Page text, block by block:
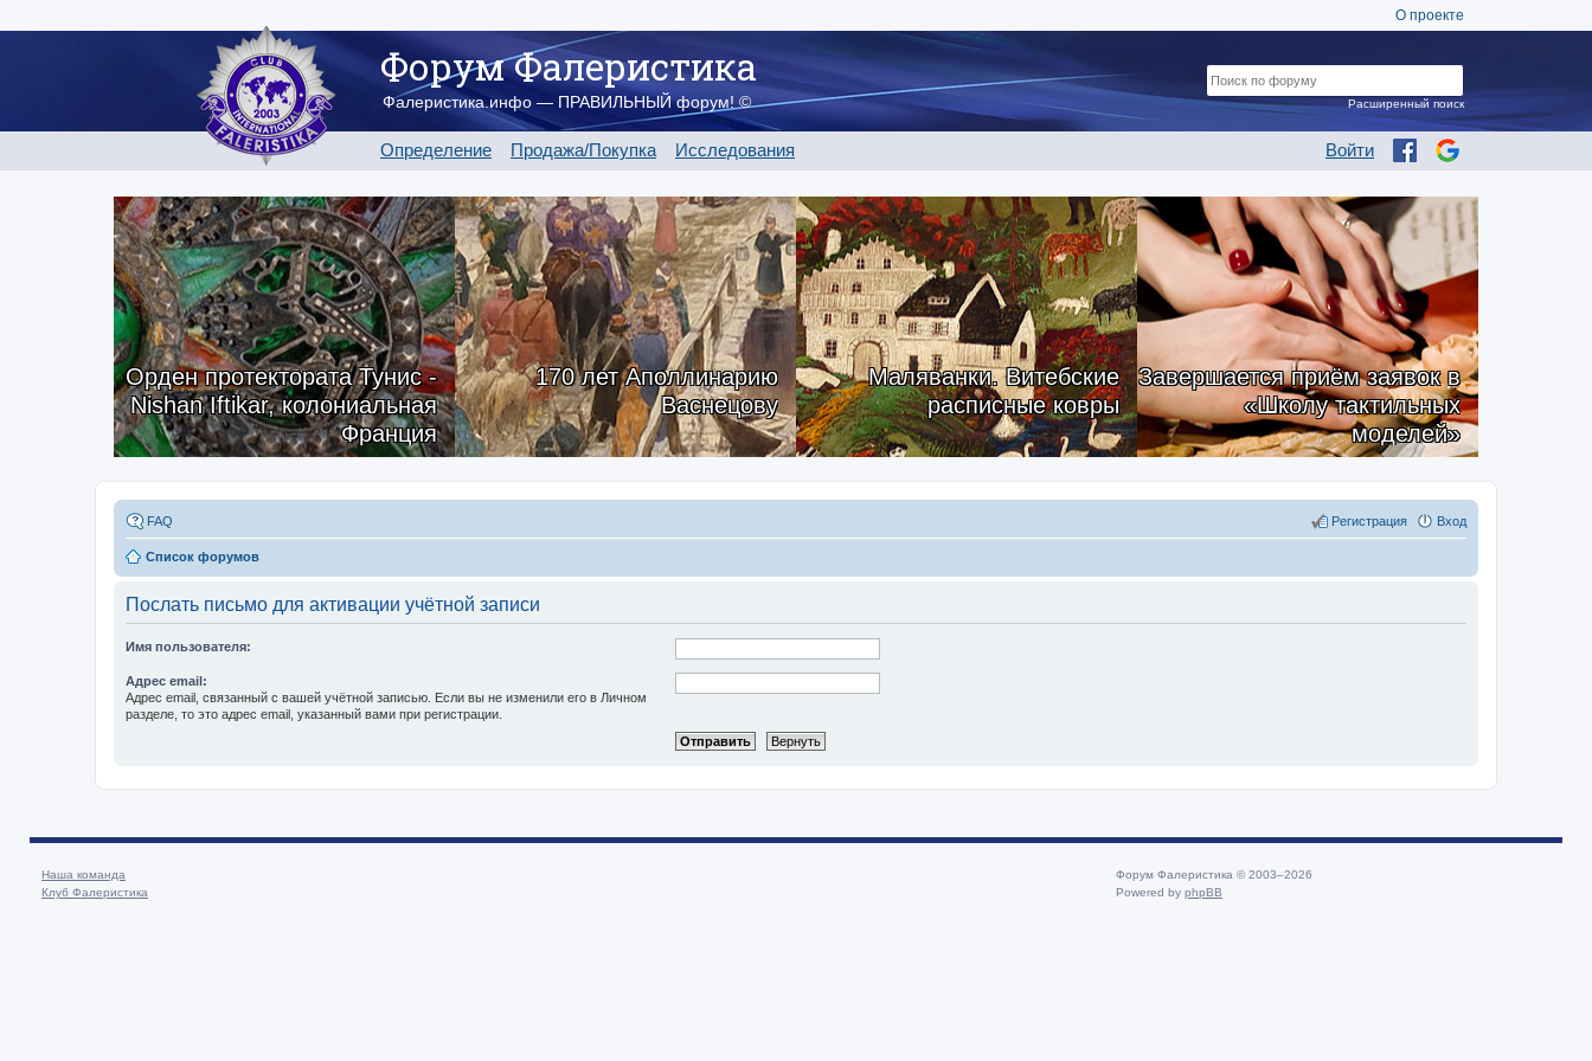
О проекте
Форум Фалеристика
Фалеристика.инфо — ПРАВИЛЬНЫЙ форум! ©
Определение Продажа/Покупка Исследования Войти
Расширенный поиск
Орден протектората Тунис -
Nishan Iftikar, колониальная
Франция
170 лет Аполлинарию
Васнецову
Маляванки. Витебские
расписные ковры
Завершается приём заявок в
«Школу тактильных
моделей»
FAQ Вход
Регистрация
Список форумов
Послать письмо для активации учётной записи
Имя пользователя:
Адрес email:
Адрес email, связанный с вашей учётной записью. Если вы не изменили его в Личном
разделе, то это адрес email, указанный вами при регистрации.
Наша команда
Клуб Фалеристика
Форум Фалеристика © 2003–2026
Powered by phpBB